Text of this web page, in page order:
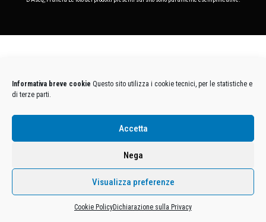
Informativa breve cookie Questo sito utilizza i cookie tecnici, per le statistiche e
di terze parti.
Accetta
Nega
Visualizza preferenze
Cookie PolicyDichiarazione sulla Privacy